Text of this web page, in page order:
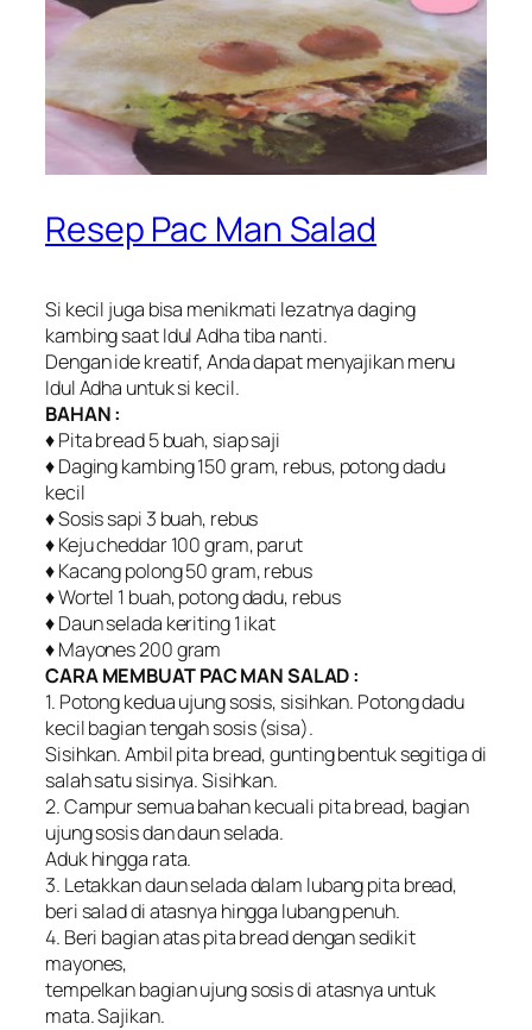
Resep Pac Man Salad
Si kecil juga bisa menikmati lezatnya daging
kambing saat Idul Adha tiba nanti.
Dengan ide kreatif, Anda dapat menyajikan menu
Idul Adha untuk si kecil.
BAHAN :
♦ Pita bread 5 buah, siap saji
♦ Daging kambing 150 gram, rebus, potong dadu
kecil
♦ Sosis sapi 3 buah, rebus
♦ Keju cheddar 100 gram, parut
♦ Kacang polong 50 gram, rebus
♦ Wortel 1 buah, potong dadu, rebus
♦ Daun selada keriting 1 ikat
♦ Mayones 200 gram
CARA MEMBUAT PAC MAN SALAD :
1. Potong kedua ujung sosis, sisihkan. Potong dadu
kecil bagian tengah sosis (sisa).
Sisihkan. Ambil pita bread, gunting bentuk segitiga di
salah satu sisinya. Sisihkan.
2. Campur semua bahan kecuali pita bread, bagian
ujung sosis dan daun selada.
Aduk hingga rata.
3. Letakkan daun selada dalam lubang pita bread,
beri salad di atasnya hingga lubang penuh.
4. Beri bagian atas pita bread dengan sedikit
mayones,
tempelkan bagian ujung sosis di atasnya untuk
mata. Sajikan.